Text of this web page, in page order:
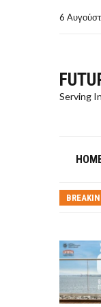
6
Serving